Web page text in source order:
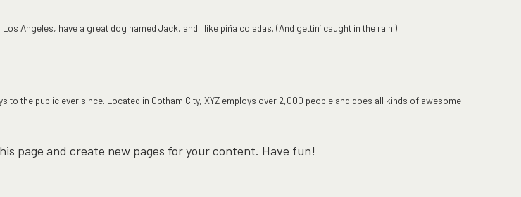
Angeles, have a great dog named Jack, and I like piña coladas. (And gettin’ caught in the rain.)
to the public ever since. Located in Gotham City, XYZ employs over 2,000 people and does all kinds of awesome
page and create new pages for your content. Have fun!